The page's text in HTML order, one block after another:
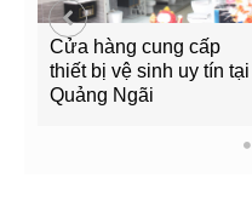
Cửa hàng cung cấp
thiết bị vệ sinh uy tín tại
Quảng Ngãi
1